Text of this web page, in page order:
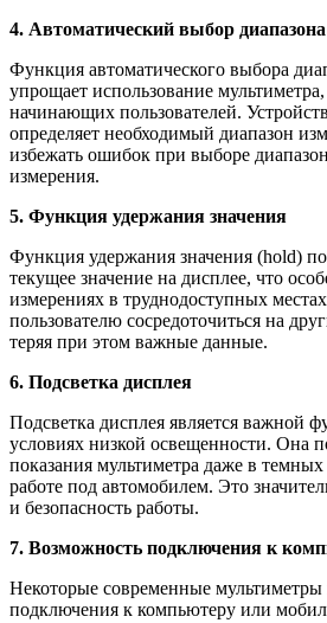
4. Автоматический выбор диапазона
Функция автоматического выбора
упрощает использование
начинающих пользователей.
определяет необходимый диапазон
избежать ошибок при выборе
измерения.
5. Функция удержания значения
Функция удержания значения (hold)
текущее значение на дисплее, что
измерениях в труднодоступных
пользователю сосредоточиться на
теряя при этом важные данные.
6. Подсветка дисплея
Подсветка дисплея является важной
условиях низкой освещенности. Она
показания мультиметра даже в
работе под автомобилем. Это
и безопасность работы.
7. Возможность подключения к
Некоторые современные
подключения к компьютеру или